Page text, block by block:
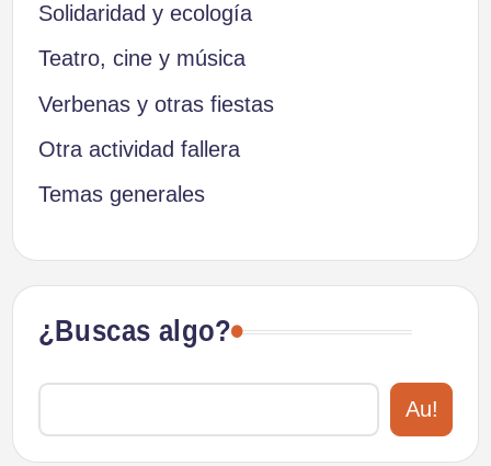
Solidaridad y ecología
Teatro, cine y música
Verbenas y otras fiestas
Otra actividad fallera
Temas generales
¿Buscas algo?
Au!